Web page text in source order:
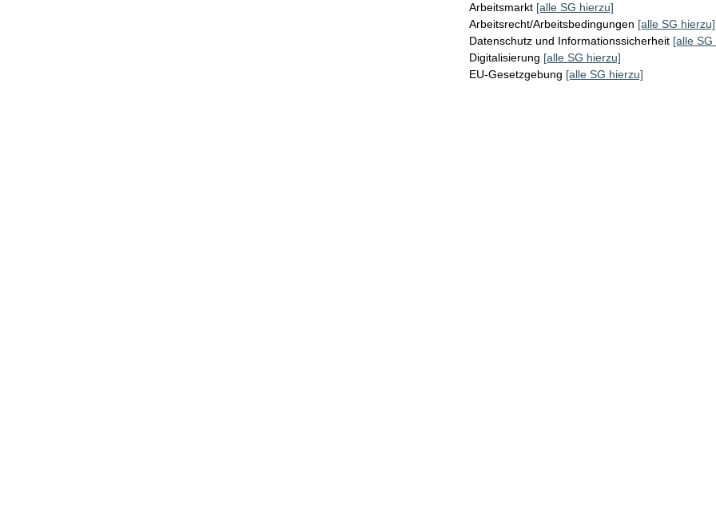
Arbeitsmarkt [alle SG hierzu]
Arbeitsrecht/Arbeitsbedingungen [alle SG hierzu]
Datenschutz und Informationssicherheit [alle
Digitalisierung [alle SG hierzu]
EU-Gesetzgebung [alle SG hierzu]